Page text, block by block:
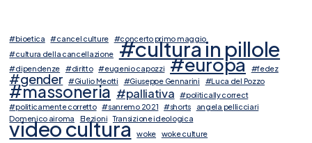
#bioetica #cancel culture
#concerto primo maggio
#cultura della cancellazione #cultura in pillole
#dipendenze #diritto #eugenio capozzi #europa #fedez
#gender #Giulio Meotti #Giuseppe Gennarini #Luca del Pozzo
#massoneria #palliativa
#politically correct
#politicamente corretto #sanremo 2021 #shorts
angela pellicciari
Domenico airoma
Elezioni Transizione ideologica
video cultura woke woke culture